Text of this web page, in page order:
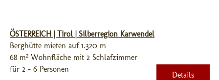
ÖSTERREICH | Tirol | Silberregion Karwendel
Berghütte mieten auf 1.320 m
68 m² Wohnfläche mit 2 Schlafzimmer
für 2 - 6 Personen
Details